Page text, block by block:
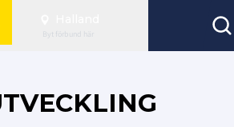
Byt förbund här